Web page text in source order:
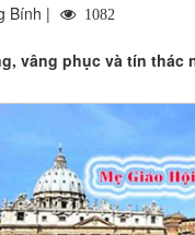
Bính | 1082
vâng phục và tín